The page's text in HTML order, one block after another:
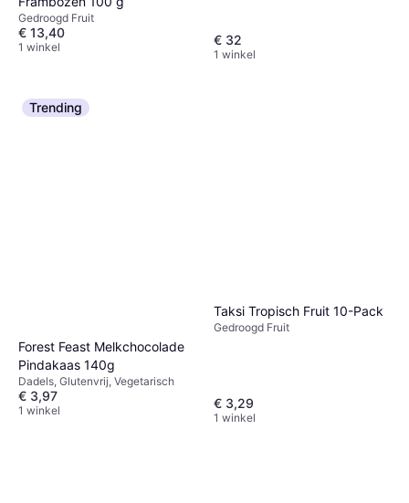
Gedroogd Fruit
€ 13,40
1 winkel € 32
1 winkel
Trending
Forest Feast Melkchocolade
Pindakaas 140g
Dadels, Glutenvrij, Vegetarisch
€ 3,97
1 winkel
Taksi Tropisch Fruit 10-Pack
Gedroogd Fruit
€ 3,29
1 winkel